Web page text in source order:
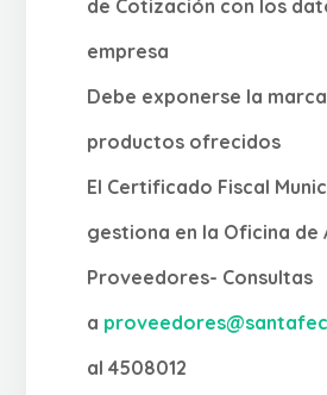
de Cotización con los
empresa
Debe exponerse la
productos ofrecidos
El Certificado Fiscal
gestiona en la Oficina de
Proveedores- Consultas
a
al 4508012